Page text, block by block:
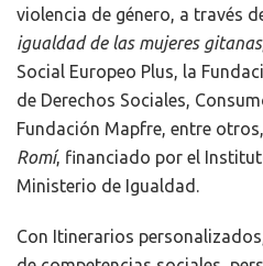
violencia de género, a través
igualdad de las mujeres gitanas
Social Europeo Plus, la
de Derechos Sociales,
Fundación Mapfre, entre otros,
Romí, financiado por el
Ministerio de Igualdad.
Con Itinerarios